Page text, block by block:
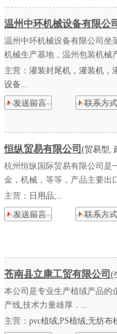
温州中环机械设备有限公司
温州中环机械设备有限公司
机械生产基地，温州包装机械
主营： 灌装封尾机，灌装机，
设备...
发送留言
联系方式
恒纵贸易有限公司 (贸易型,
杭州恒纵国际贸易有限公司是
金，机械，等等，产品主要出
主营： 日用品;...
发送留言
联系方式
苍南县立康工贸有限公司 (
本公司是专业生产植绒产品的
产线,技术力量雄厚．...
主营： pvc植绒;PS植绒;无纺布